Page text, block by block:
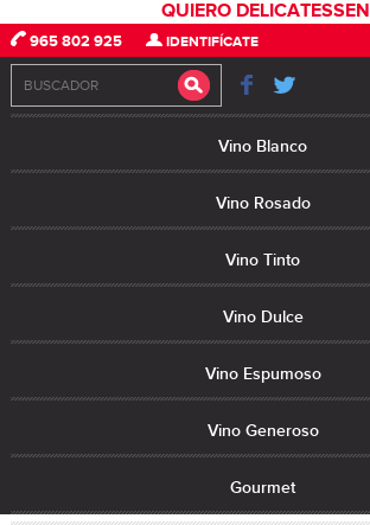
965 802 925 IDENTIFÍCATE
Vino Blanco
Vino Rosado
Vino Tinto
Vino Dulce
Vino Espumoso
Vino Generoso
Gourmet
QUIERO DELICATESSEN